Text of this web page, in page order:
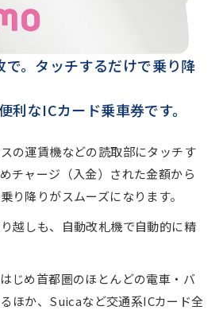
で。タッチするだけで乗り降
利なICカード乗車券です。
の運賃機などの読取部にタッチす
チャージ（入金）された金額から
り降りがスムーズになります。
越しも、自動改札機で自動的に精
じめ首都圏のほとんどの電車・バ
ほか、Suicaなど交通系ICカード全